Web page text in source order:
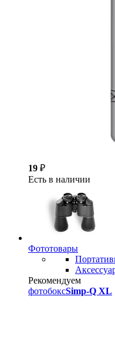
19 ₽
Есть в наличии
Фототовары
Рекомендуем
фотобоксSimp-Q XL